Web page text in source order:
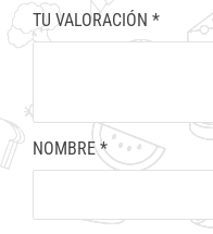
TU VALORACIÓN *
NOMBRE*